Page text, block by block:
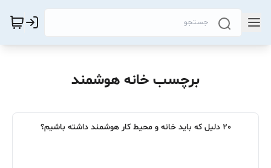
برچسب خانه هوشمند
20 دلیل که باید خانه و محیط کار هوشمند داشته باشیم؟